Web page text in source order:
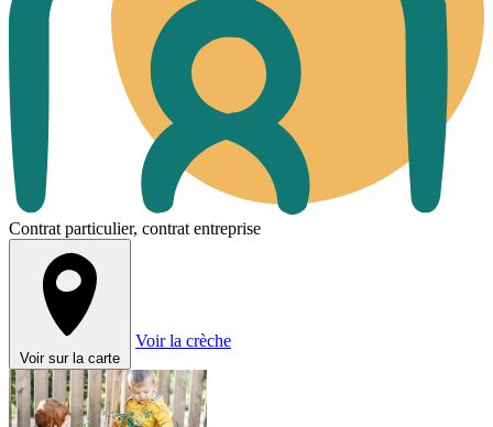
Contrat particulier, contrat entreprise
Voir sur la carte
Voir la crèche